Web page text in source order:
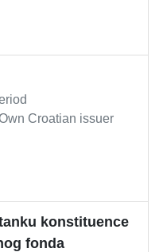
Croatian issuer
konstituence
fonda